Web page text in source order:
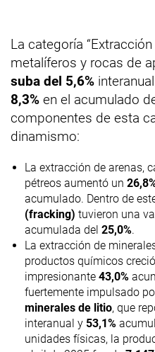
La categoría
metalíferos y rocas de
suba del 5,6%
8,3% en el acumulado
componentes de esta
dinamismo:
La extracción de arenas,
pétreos aumentó un
acumulado. Dentro de
(fracking) tuvieron una
acumulada del 25,0%.
La extracción de
productos químicos
impresionante 43,0%
fuertemente impulsado
minerales de litio, que
interanual y 53,1%
unidades físicas, la